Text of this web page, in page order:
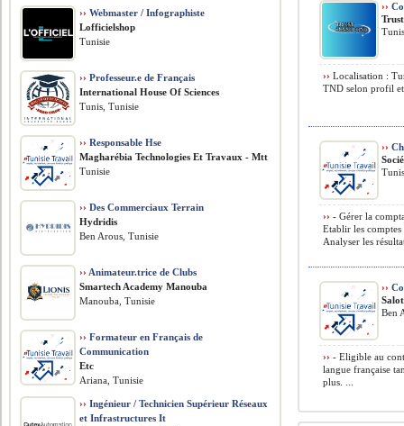
››
›› Localisation :
TND selon profil
››
›› - Gérer la
Etablir les
Analyser les
››
Ben
›› - Eligible au
langue française
plus. ...
›› Webmaster / Infographiste
Lofficielshop
Tunisie
›› Professeur.e de Français
International House Of Sciences
Tunis, Tunisie
›› Responsable Hse
Magharébia Technologies Et Travaux - Mtt
Tunisie
›› Des Commerciaux Terrain
Hydridis
Ben Arous, Tunisie
›› Animateur.trice de Clubs
Smartech Academy Manouba
Manouba, Tunisie
›› Formateur en Français de
Communication
Etc
Ariana, Tunisie
›› Ingénieur / Technicien Supérieur Réseaux
et Infrastructures It